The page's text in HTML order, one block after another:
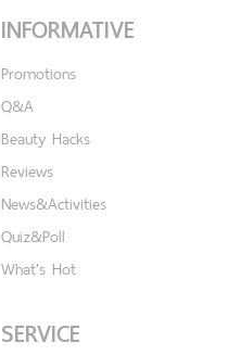
INFORMATIVE
Promotions
Q&A
Beauty Hacks
Reviews
News&Activities
Quiz&Poll
What's Hot
SERVICE